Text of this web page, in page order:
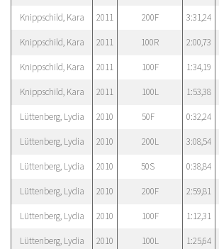
Knippschild, Kara 2011 200F 3:31,24
Knippschild, Kara 2011 100R 2:00,73
Knippschild, Kara 2011 100F 1:34,19
Knippschild, Kara 2011 100L 1:53,38
Lüttenberg, Lydia 2010 50F 0:32,24
Lüttenberg, Lydia 2010 200L 3:08,54
Lüttenberg, Lydia 2010 50S 0:38,84
Lüttenberg, Lydia 2010 200F 2:59,81
Lüttenberg, Lydia 2010 100F 1:12,31
Lüttenberg, Lydia 2010 100L 1:25,64